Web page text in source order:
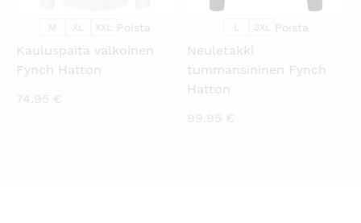
M XL XXL Poista
Kauluspaita valkoinen
Fynch Hatton
74,95 €
3XL Poista
Neuletakki
tummansininen Fynch
Hatton
99,95 €